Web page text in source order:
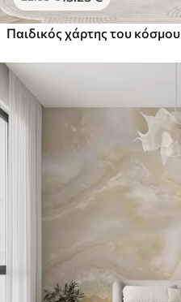
Παιδικός χάρτης του κόσμου